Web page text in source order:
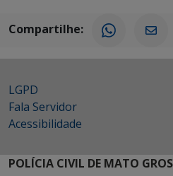
Compartilhe:
LGPD
Fala Servidor
Acessibilidade
POLÍCIA CIVIL DE MATO